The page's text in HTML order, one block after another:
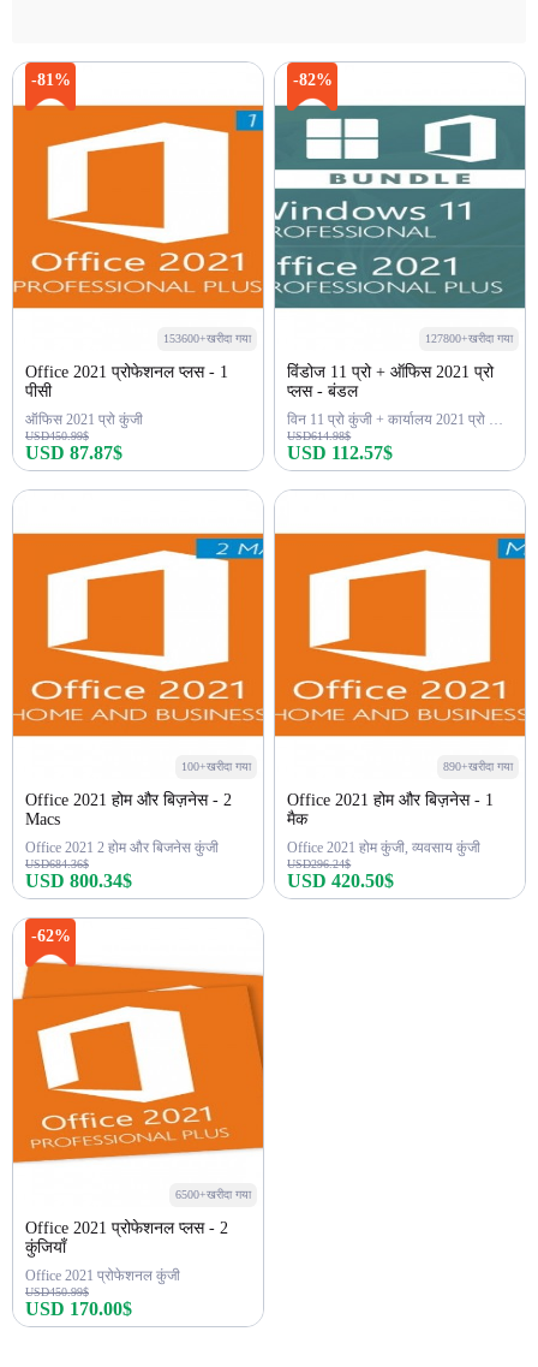
-81%
153600+खरीदा गया
Office 2021 प्रोफेशनल प्लस - 1
पीसी
ऑफिस 2021 प्रो कुंजी
USD450.99$
USD 87.87$
-82%
127800+खरीदा गया
विंडोज 11 प्रो + ऑफिस 2021 प्रो
प्लस - बंडल
विन 11 प्रो कुंजी + कार्यालय 2021 प्रो कुंजी
USD614.98$
USD 112.57$
100+खरीदा गया
Office 2021 होम और बिज़नेस - 2
Macs
Office 2021 2 होम और बिजनेस कुंजी
USD684.36$
USD 800.34$
890+खरीदा गया
Office 2021 होम और बिज़नेस - 1
मैक
Office 2021 होम कुंजी, व्यवसाय कुंजी
USD296.24$
USD 420.50$
-62%
6500+खरीदा गया
Office 2021 प्रोफेशनल प्लस - 2
कुंजियाँ
Office 2021 प्रोफेशनल कुंजी
USD450.99$
USD 170.00$